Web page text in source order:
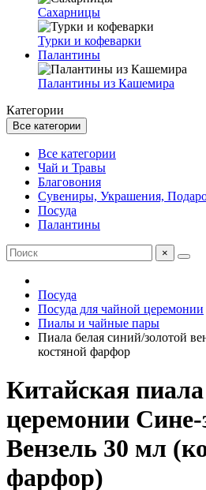
Сахарницы
Турки и кофеварки
Палантины
Палантины из Кашемира
Категории
Все категории
Все категории
Чай и Травы
Благовония
Сувениры, Украшения,
Посуда
Палантины
×
Посуда
Посуда для чайной церемонии
Пиалы и чайные пары
Пиала белая синий/золотой
костяной фарфор
Китайская
церемонии Сине-
Вензель 30 мл
фарфор)